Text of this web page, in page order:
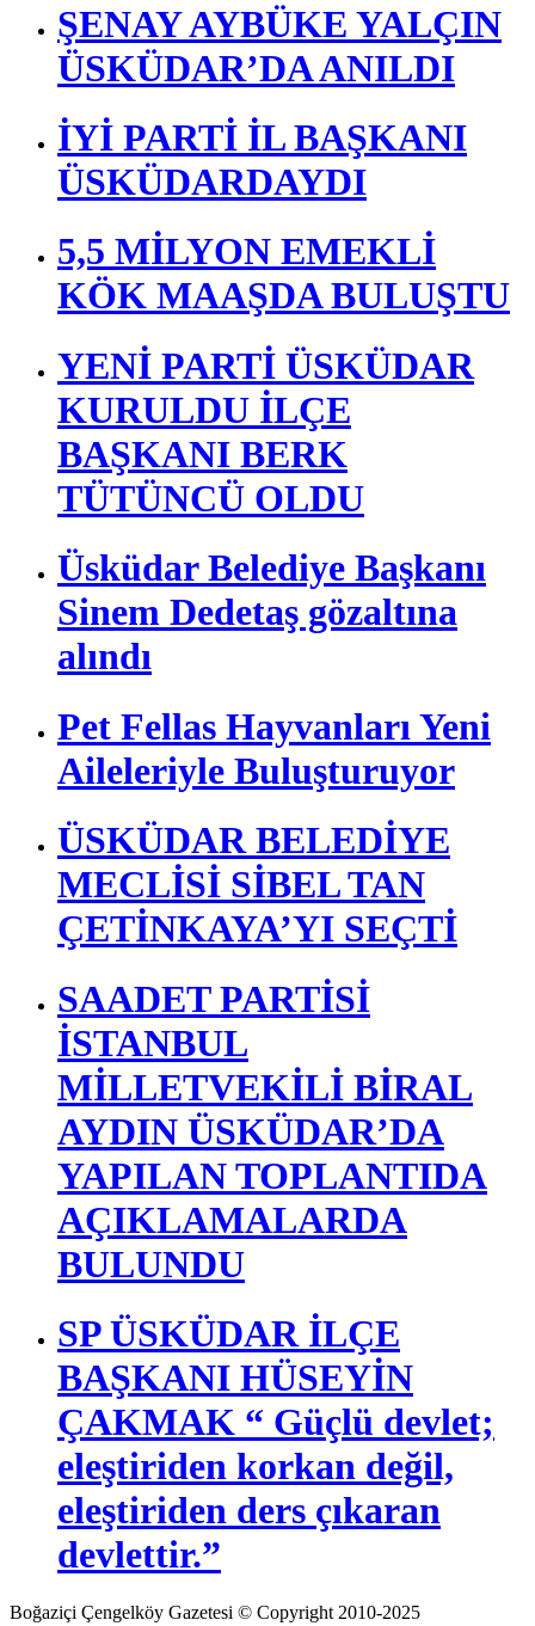
ŞENAY AYBÜKE YALÇIN
ÜSKÜDAR’DA ANILDI
İYİ PARTİ İL BAŞKANI
ÜSKÜDARDAYDI
5,5 MİLYON EMEKLİ
KÖK MAAŞDA BULUŞTU
YENİ PARTİ ÜSKÜDAR
KURULDU İLÇE
BAŞKANI BERK
TÜTÜNCÜ OLDU
Üsküdar Belediye Başkanı
Sinem Dedetaş gözaltına
alındı
Pet Fellas Hayvanları Yeni
Aileleriyle Buluşturuyor
ÜSKÜDAR BELEDİYE
MECLİSİ SİBEL TAN
ÇETİNKAYA’YI SEÇTİ
SAADET PARTİSİ
İSTANBUL
MİLLETVEKİLİ BİRAL
AYDIN ÜSKÜDAR’DA
YAPILAN TOPLANTIDA
AÇIKLAMALARDA
BULUNDU
SP ÜSKÜDAR İLÇE
BAŞKANI HÜSEYİN
ÇAKMAK “ Güçlü devlet;
eleştiriden korkan değil,
eleştiriden ders çıkaran
devlettir.”
Boğaziçi Çengelköy Gazetesi © Copyright 2010-2025